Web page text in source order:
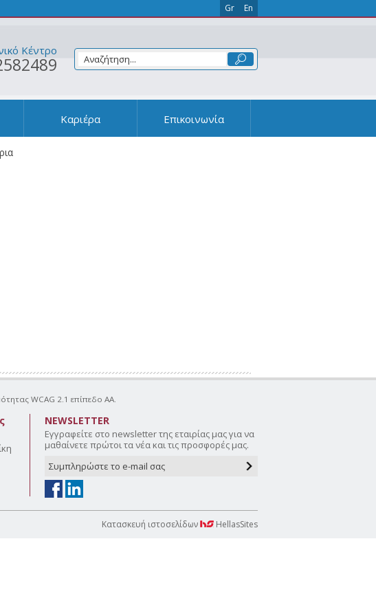
Gr En
Κέντρο
Καριέρα Επικοινωνία
WCAG 2.1 επίπεδο AA.
NEWSLETTER
Εγγραφείτε στο newsletter της εταιρίας μας για να
μαθαίνετε πρώτοι τα νέα και τις προσφορές μας.
Κατασκευή ιστοσελίδων HellasSites